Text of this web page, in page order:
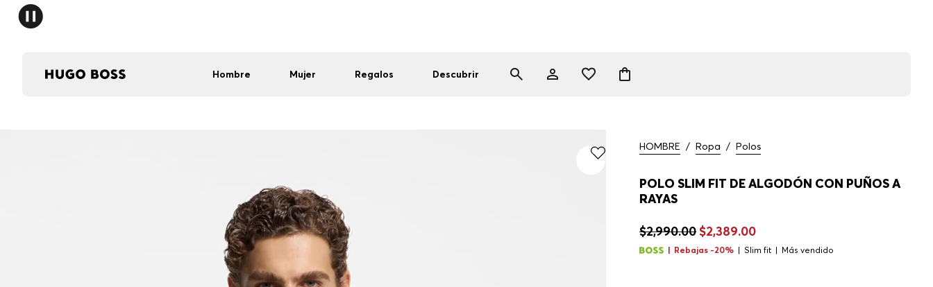
Hombre Mujer Regalos Descubrir
HOMBRE / Ropa / Polos
POLO SLIM FIT DE ALGODÓN CON PUÑOS A
RAYAS
$2,990.00 $2,389.00
Rebajas -20% Slim fit Más vendido